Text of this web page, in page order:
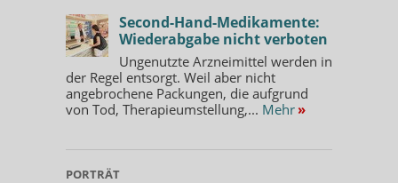
Second-Hand-Medikamente:
Wiederabgabe nicht verboten
Ungenutzte Arzneimittel werden in
der Regel entsorgt. Weil aber nicht
angebrochene Packungen, die aufgrund
von Tod, Therapieumstellung,... Mehr »
PORTRÄT